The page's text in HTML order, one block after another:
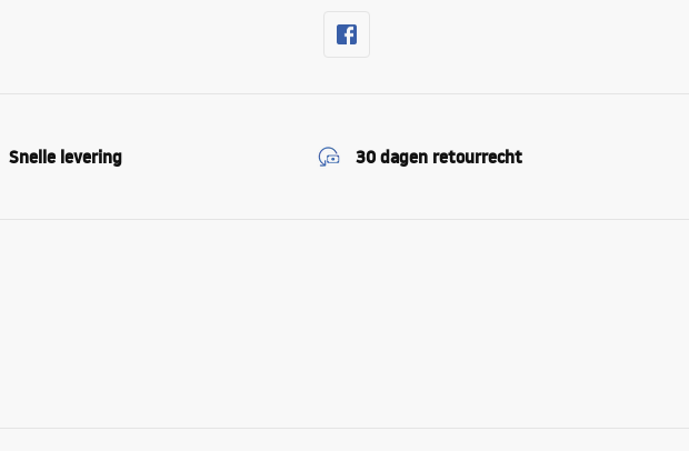
Snelle levering 30 dagen retourrecht